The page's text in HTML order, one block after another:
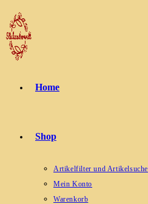
Zum
Inhalt
springen
Home
Shop
Artikelfilter und Artikelsuche
Mein Konto
Warenkorb